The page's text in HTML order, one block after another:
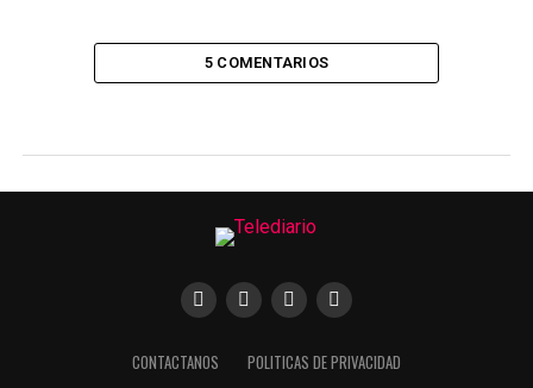
5 COMENTARIOS
CONTACTANOS POLITICAS DE PRIVACIDAD